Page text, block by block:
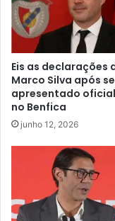
Eis as declarações
Marco Silva após
apresentado
no Benfica
junho 12, 2026